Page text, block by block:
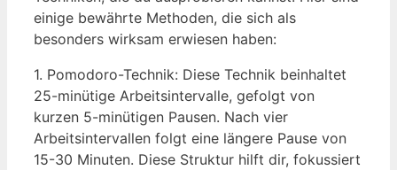
einige​ bewährte Methoden,‍ die ⁤sich als
besonders wirksam ⁤erwiesen ⁤haben:
1. Pomodoro-Technik: Diese Technik beinhaltet
25-minütige Arbeitsintervalle, gefolgt von
kurzen 5-minütigen Pausen. ⁣Nach vier ​
Arbeitsintervallen folgt⁣ eine längere ⁤Pause‌ von⁤
15-30 Minuten. Diese ⁢Struktur⁣ hilft dir, fokussiert